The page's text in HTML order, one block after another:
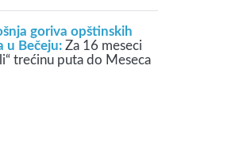
goriva opštinskih
u Bečeju: Za 16 meseci
trećinu puta do Meseca